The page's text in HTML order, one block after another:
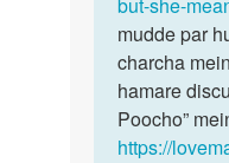
but-she-
mudde par
charcha
hamare
Poocho”
https://